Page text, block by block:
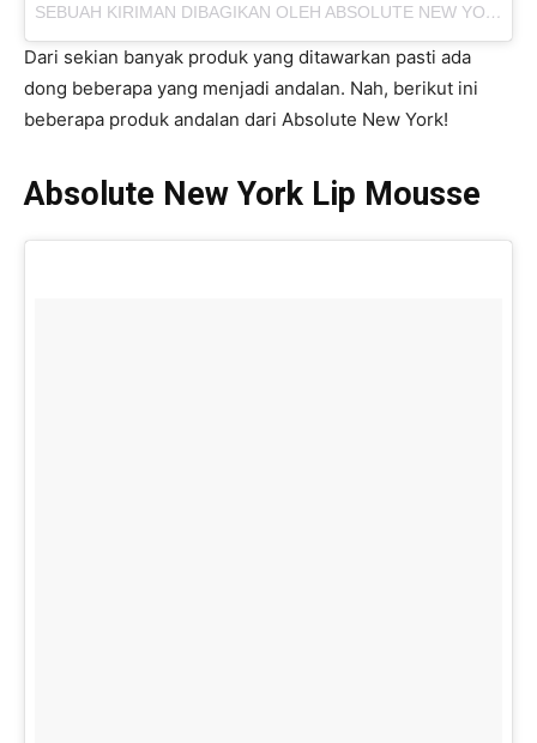
SEBUAH KIRIMAN DIBAGIKAN OLEH ABSOLUTE NEW YORK INDONESIA (@ABSOLUTENEWYORK_ID)
Dari sekian banyak produk yang ditawarkan pasti ada
dong beberapa yang menjadi andalan. Nah, berikut ini
beberapa produk andalan dari Absolute New York!
Absolute New York Lip Mousse